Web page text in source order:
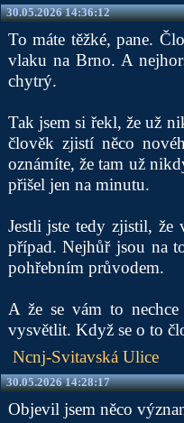
30.05.2026 14:36:12
To máte těžké, pane.
vlaku na Brno. A
chytrý.
Tak jsem si řekl, že už
člověk zjistí něco
oznámíte, že tam už
přišel jen na minutu.
Jestli jste tedy zjistil, že
případ. Nejhůř jsou na
pohřebním průvodem.
A že se vám to
vysvětlit. Když se o to
Ncnj-Svitavská Ulice
30.05.2026 14:28:17
Objevil jsem něco